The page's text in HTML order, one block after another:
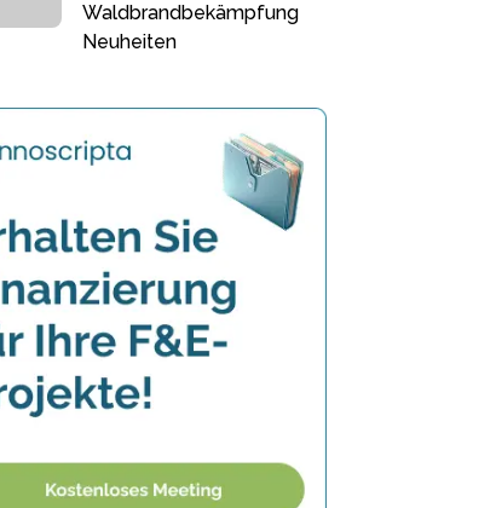
Waldbrandbekämpfung
Neuheiten